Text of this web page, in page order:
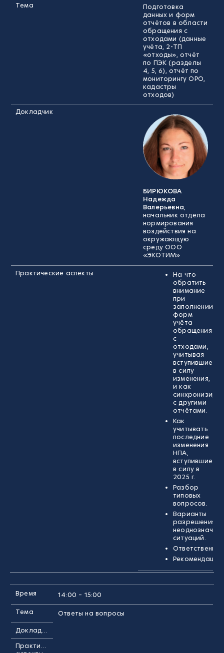
Тема
Подготовка
данных и форм
отчётов в области
обращения с
отходами (данные
учёта, 2-ТП
«отходы», отчёт
по ПЭК (разделы
4, 5, 6), отчёт по
мониторингу ОРО,
кадастры
отходов)
Докладчик
БИРЮКОВА
Надежда
Валерьевна,
начальник отдела
нормирования
воздействия на
окружающую
среду ООО
«ЭКОТИМ»
Практические аспекты
На что
обратить
внимание
при
заполнении
форм
учёта
обращения
с
отходами,
учитывая
вступившие
в силу
изменения,
и как
с другими
отчётами.
Как
учитывать
последние
изменения
НПА,
вступившие
в силу в
2025 г.
Разбор
типовых
вопросов.
Варианты
разрешения
ситуаций.
Рекомендации.
Время
14:00 – 15:00
Тема
Ответы на вопросы
Докладчик
Практические